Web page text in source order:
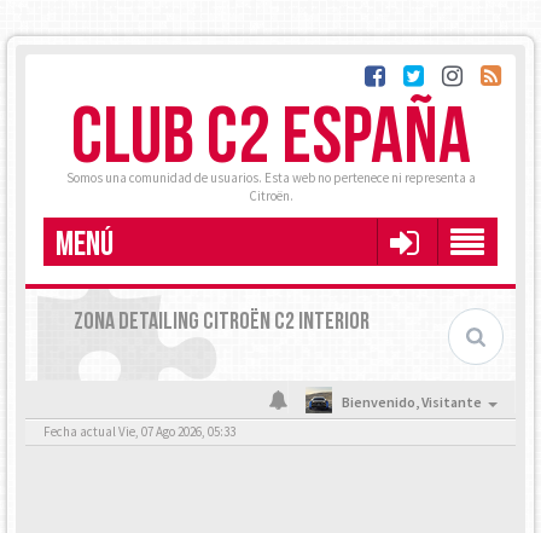
CLUB C2 ESPAÑA
Somos una comunidad de usuarios. Esta web no pertenece ni representa a
Citroën.
MENÚ
ZONA DETAILING CITROËN C2 INTERIOR
Bienvenido,Visitante
Fecha actual Vie, 07 Ago 2026, 05:33